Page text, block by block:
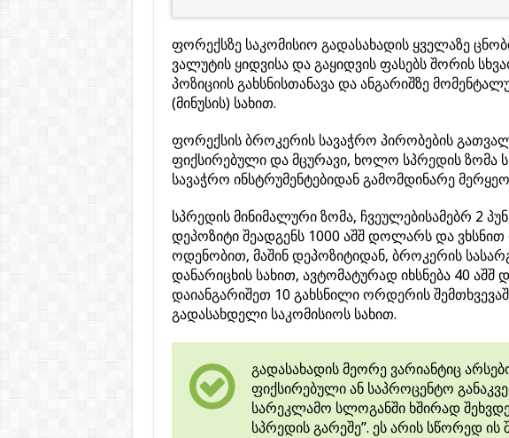
ფორექსზე საკომისიო გადასახადის ყველაზე
ვალუტის ყიდვისა და გაყიდვის ფასებს შორის
პოზიციის გახსნისთანავა და ანგარიშზე
(მინუსის) სახით.
ფორექსის ბროკერის სავაჭრო პირობების
ფიქსირებული და მცურავი, ხოლო სპრედის ზომა
სავაჭრო ინსტრუმენტებიდან გამომდინარე
სპრედის მინიმალური ზომა, ჩვეულებისამებრ 2
დეპოზიტი შეადგენს 1000 აშშ დოლარს და
ოდენობით, მაშინ დეპოზიტიდან, ბროკერის
დანარიცხის სახით, ავტომატურად იხსნება 40
დაიანგარიშეთ 10 გახსნილი ორდერის
გადასახდელი საკომისიოს სახით.
გადასახადის მეორე ვარიანტიც
ფიქსირებული ან საპროცენტო
სარეკლამო სლოგანში ხშირად
სპრედის გარეშე”. ეს არის სწორედ ის